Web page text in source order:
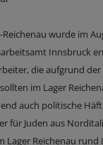
wurde im
Innsbruck
die aufgrund
im Lager
auch politische
für Juden aus
Lager Reichenau